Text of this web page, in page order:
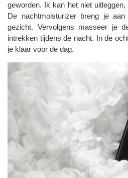
geworden. Ik kan het niet
De nachtmoisturizer breng je
gezicht. Vervolgens masseer je
intrekken tijdens de nacht. In de
je klaar voor de dag.